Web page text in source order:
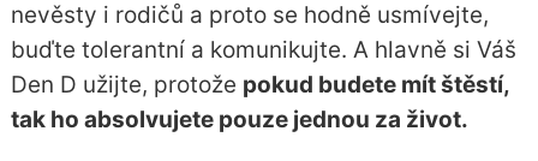
nevěsty i rodičů a proto se hodně usmívejte,
buďte tolerantní a komunikujte. A hlavně si Váš
Den D užijte, protože pokud budete mít štěstí,
tak ho absolvujete pouze jednou za život.